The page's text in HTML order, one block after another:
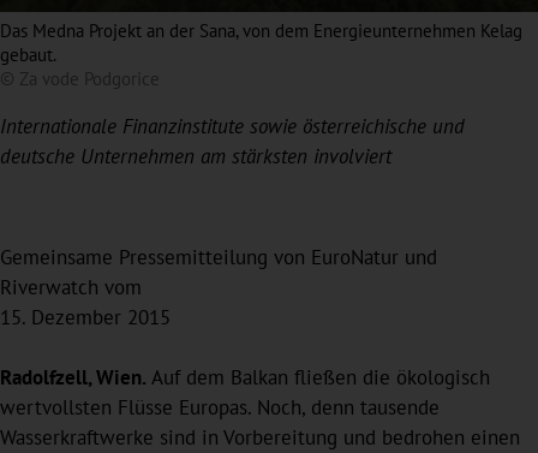
Das Medna Projekt an der Sana, von dem Energieunternehmen Kelag
gebaut.
© Za vode Podgorice
Internationale Finanzinstitute sowie österreichische und
deutsche Unternehmen am stärksten involviert
Gemeinsame Pressemitteilung von EuroNatur und
Riverwatch vom
15. Dezember 2015
Radolfzell, Wien. Auf dem Balkan fließen die ökologisch
wertvollsten Flüsse Europas. Noch, denn tausende
Wasserkraftwerke sind in Vorbereitung und bedrohen einen